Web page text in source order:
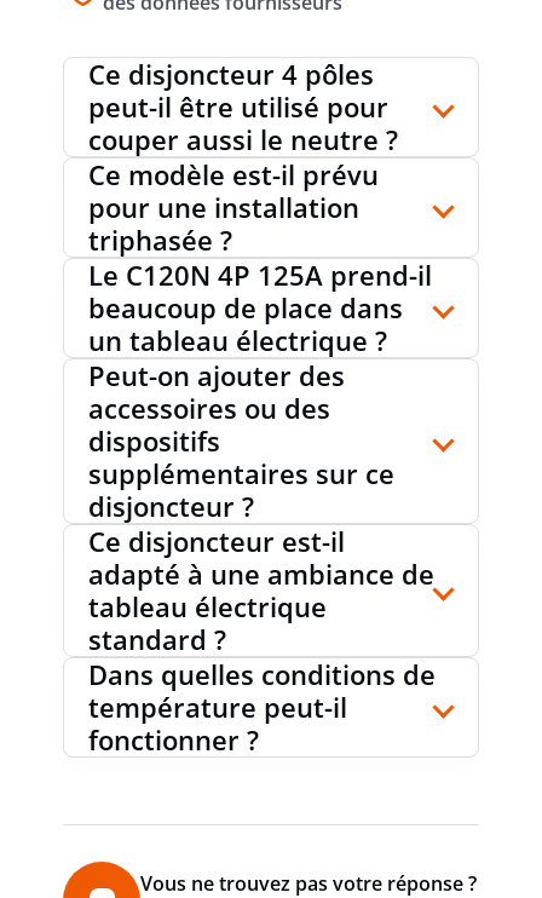
CLASSE DE PROTECTION (IP)
DEGRÉ DE POLLUTION
SECTION DU CONDUCTEUR
MONOFILAIRE RACCORDABLE
TEMPÉRATURE AMBIANTE DURANT LE
FONCTIONNEMENT
ANTIDÉFLAGRANT
PUISSANCE DISSIPÉE 4.1 W
PRODUCT CARBON
Déclaration du
Ce disjoncteur 4 pôles
peut-il être utilisé pour
couper aussi le neutre ?
Ce modèle est-il prévu
pour une installation
triphasée ?
Le C120N 4P 125A prend-il
beaucoup de place dans
un tableau électrique ?
Peut-on ajouter des
accessoires ou des
dispositifs
supplémentaires sur ce
disjoncteur ?
Ce disjoncteur est-il
adapté à une ambiance de
tableau électrique
standard ?
Dans quelles conditions de
température peut-il
fonctionner ?
Vous ne trouvez pas votre réponse ?